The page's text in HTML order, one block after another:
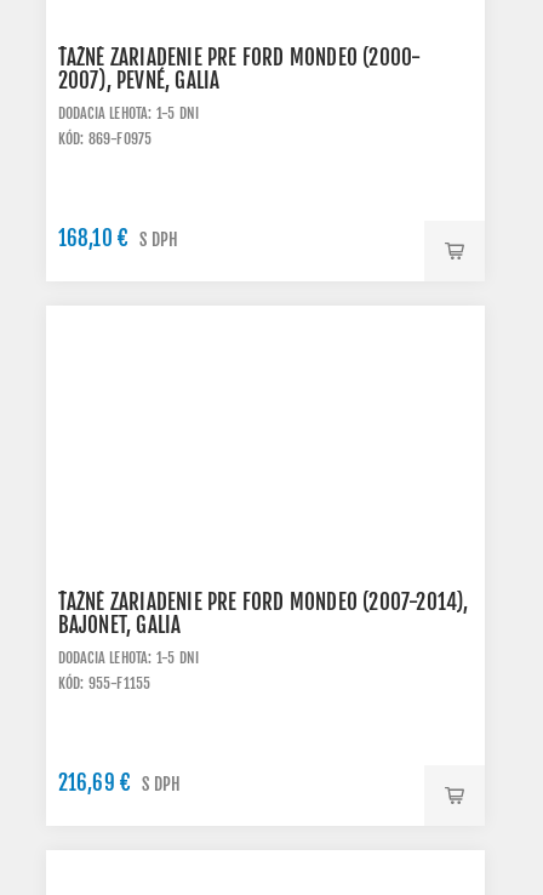
ŤAŽNÉ ZARIADENIE PRE FORD MONDEO (2000-
2007), PEVNÉ, GALIA
DODACIA LEHOTA: 1-5 DNI
KÓD: 869-F0975
168,10 € S DPH
ŤAŽNÉ ZARIADENIE PRE FORD MONDEO (2007-2014),
BAJONET, GALIA
DODACIA LEHOTA: 1-5 DNI
KÓD: 955-F1155
216,69 € S DPH